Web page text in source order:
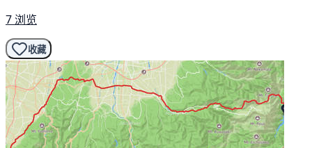
7 浏览
收藏